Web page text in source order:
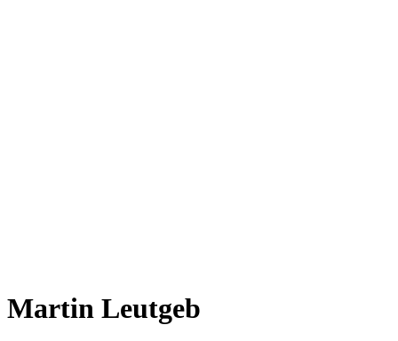
Martin Leutgeb